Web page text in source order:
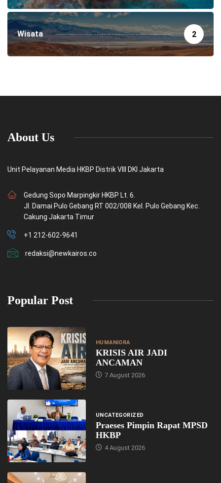
Wisata 2
About Us
Unit Pelayanan Media HKBP Distrik VIII DKI Jakarta
Gedung Sopo Marpingkir HKBP Lt. 6.
Jl. Damai Pulo Gebang RT 002/008 Kel. Pulo Gebang Kec.
Cakung Jakarta Timur
+1 212-602-9641
redaksi@newkairos.co
Popular Post
HUMANIORA
KRISIS AIR JADI
ANCAMAN
7 August 2026
UNCATEGORIZED
Praeses Pimpin Rapat MPSD
HKBP
4 August 2026